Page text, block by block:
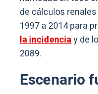
de cálculos
1997 a 2014 para
la incidenciay de
2089.
Escenario